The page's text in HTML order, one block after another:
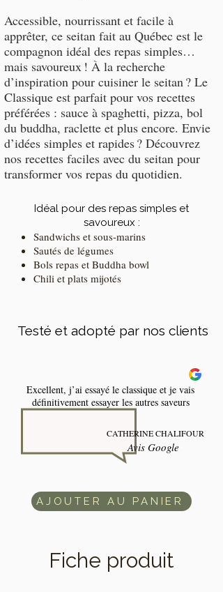
Accessible, nourrissant et facile à
apprêter, ce seitan fait au Québec est le
compagnon idéal des repas simples…
mais savoureux ! À la recherche
d’inspiration pour cuisiner le seitan ? Le
Classique est parfait pour vos recettes
préférées : sauce à spaghetti, pizza, bol
du buddha, raclette et plus encore. Envie
d’idées simples et rapides ? Découvrez
nos recettes faciles avec du seitan pour
transformer vos repas du quotidien.
Idéal pour des repas simples et
savoureux :
Sandwichs et sous-marins
Sautés de légumes
Bols repas et Buddha bowl
Chili et plats mijotés
Testé et adopté par nos clients
Excellent, j’ai essayé le classique et je vais
définitivement essayer les autres saveurs
CATHERINE CHALIFOUR
Avis Google
AJOUTER AU PANIER
Fiche produit